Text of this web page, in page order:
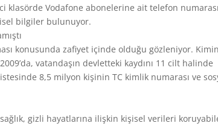
klasörde Vodafone abonelerine ait telefon
bilgiler bulunuyor.
konusunda zafiyet içinde olduğu gözleniyor. Kimin
vatandaşın devletteki kaydını 11 cilt halinde
8,5 milyon kişinin TC kimlik numarası ve
gizli hayatlarına ilişkin kişisel verileri